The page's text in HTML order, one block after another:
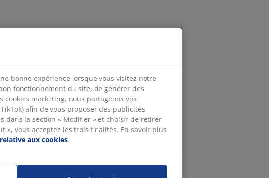
bonne expérience lorsque vous visitez notre
fonctionnement du site, de générer des
marketing, nous partageons vos
afin de vous proposer des publicités
dans la section « Modifier » et choisir de retirer
», vous acceptez les trois finalités. En savoir plus
aux cookies.